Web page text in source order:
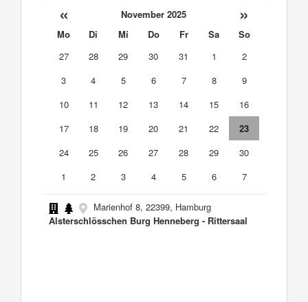
« November 2025 »
Mo Di Mi Do Fr Sa
So
27
28 29 30 31 1
2
3
4 5 6 7 8
9
10
11 12 13 14 15
16
17
18 19 20 21 22
23
24
25 26 27 28 29
30
1
2 3 4 5 6 7
Marienhof 8, 22399, Hamburg
Alsterschlösschen Burg Henneberg - Rittersaal